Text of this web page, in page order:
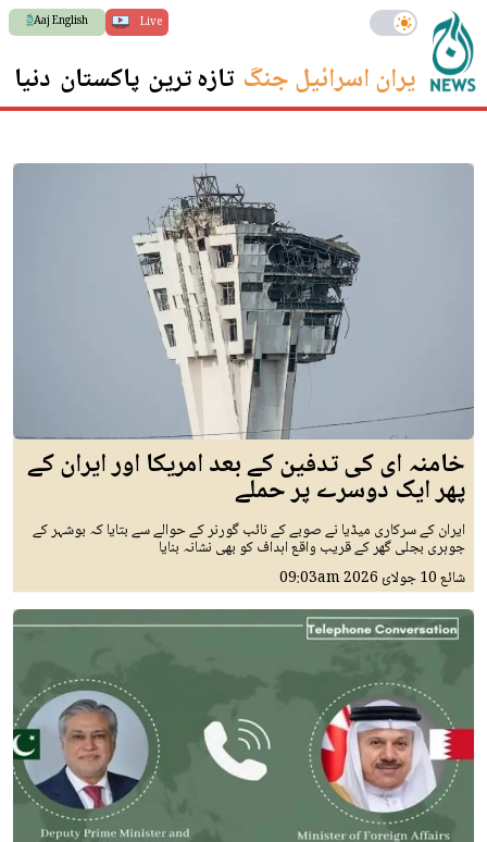
Live
Aaj English
ایران اسرائیل جنگ تازہ ترین پاکستان دنیا
خامنہ ای کی تدفین کے بعد امریکا اور ایران کے
پھر ایک دوسرے پر حملے
ایران کے سرکاری میڈیا نے صوبے کے نائب گورنر کے حوالے سے بتایا کہ بوشہر کے
جوہری بجلی گھر کے قریب واقع اہداف کو بھی نشانہ بنایا
شائع10 جولائ 2026 09:03am